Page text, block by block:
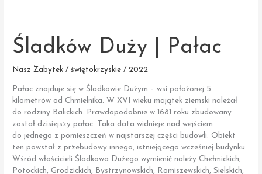
Śladków Duży | Pałac
Nasz Zabytek / świętokrzyskie / 2022
Pałac znajduje się w Śladkowie Dużym – wsi położonej 5
kilometrów od Chmielnika. W XVI wieku majątek ziemski należał
do rodziny Balickich. Prawdopodobnie w 1681 roku zbudowany
został dzisiejszy pałac. Taka data widnieje nad wejściem
do jednego z pomieszczeń w najstarszej części budowli. Obiekt
ten powstał z przebudowy innego, istniejącego wcześniej budynku.
Wśród właścicieli Śladkowa Dużego wymienić należy Chełmickich,
Potockich, Grodzickich, Bystrzynowskich, Romiszewskich, Sielskich,